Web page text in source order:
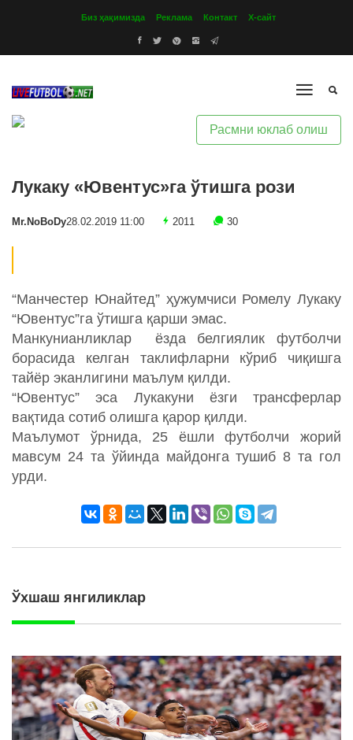
Биз ҳақимизда Реклама Контакт Х-сайт
Расмни юклаб олиш
Лукаку «Ювентус»га ўтишга рози
Mr.NoBoDy28.02.2019 11:00 2011 30
“Манчестер Юнайтед” ҳужумчиси Ромелу Лукаку
“Ювентус”га ўтишга қарши эмас.
Манкунианликлар ёзда белгиялик футболчи
борасида келган таклифларни кўриб чиқишга
тайёр эканлигини маълум қилди.
“Ювентус” эса Лукакуни ёзги трансферлар
вақтида сотиб олишга қарор қилди.
Маълумот ўрнида, 25 ёшли футболчи жорий
мавсум 24 та ўйинда майдонга тушиб 8 та гол
урди.
Ўхшаш янгиликлар